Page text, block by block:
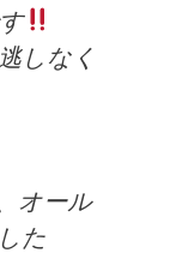
しなく
オール
た